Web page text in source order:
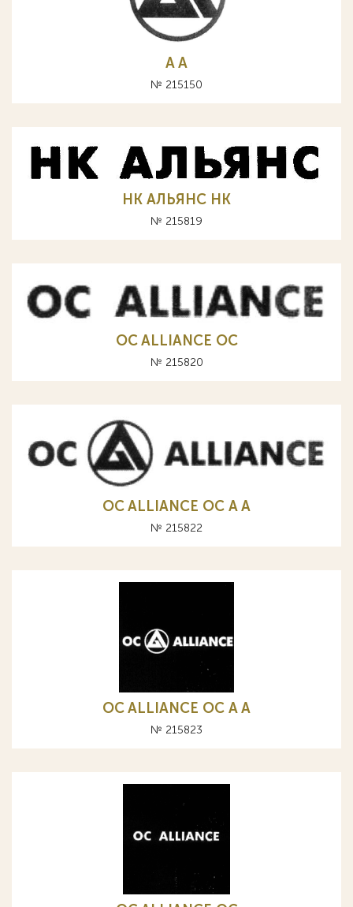
A А
№ 215150
НК АЛЬЯНС HK
№ 215819
OC ALLIANCE ОС
№ 215820
OC ALLIANCE ОС A А
№ 215822
OC ALLIANCE ОС A А
№ 215823